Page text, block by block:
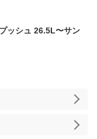
ッシュ 26.5L〜サン